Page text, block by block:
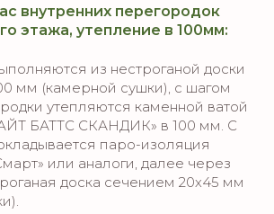
внутренних перегородок
го этажа, утепление в 100мм:
из нестроганой доски
мм (камерной сушки), с шагом
утепляются каменной ватой
БАТТС СКАНДИК» в 100 мм. С
паро-изоляция
или аналоги, далее через
доска сечением 20х45 мм